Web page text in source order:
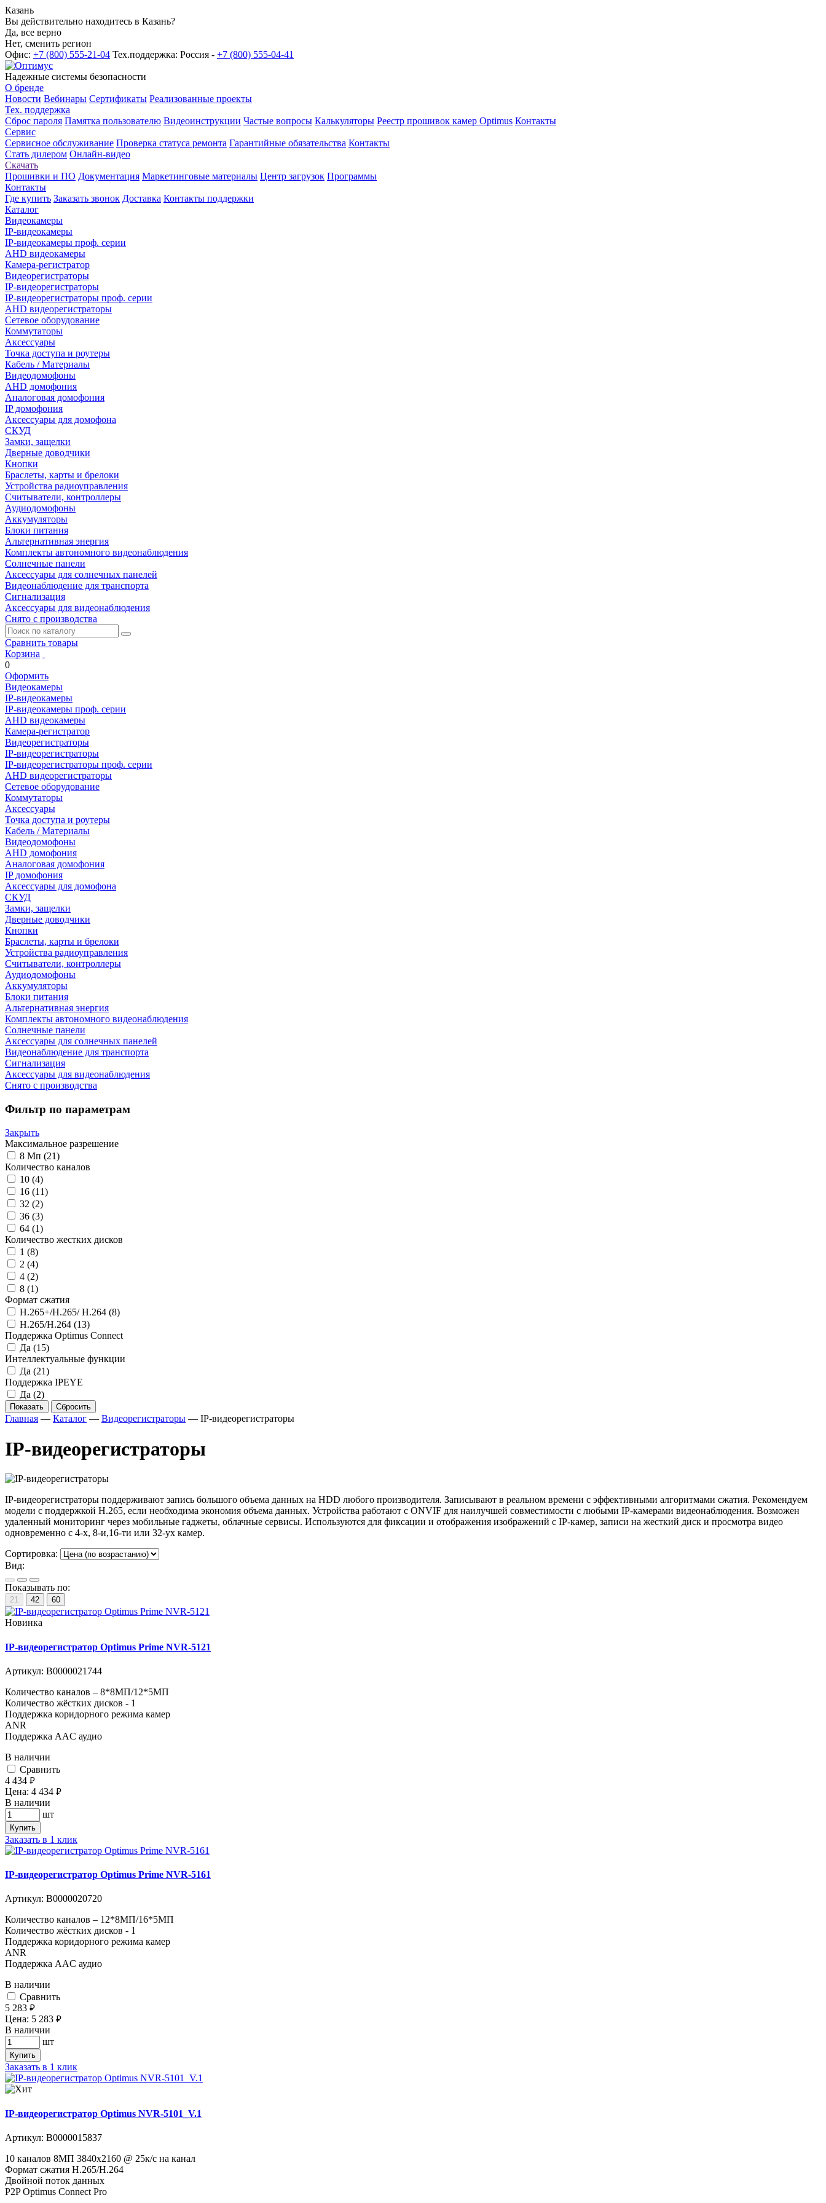
Казань
Вы действительно находитесь в Казань?
Да, все верно
Нет, сменить регион
Офис: +7 (800) 555-21-04 Тех.поддержка: Россия - +7 (800) 555-04-41
Надежные системы безопасности
О бренде
Новости Вебинары Сертификаты Реализованные проекты
Тех. поддержка
Сброс пароля Памятка пользователю Видеоинструкции Частые вопросы Калькуляторы Реестр прошивок камер Optimus Контакты
Сервис
Сервисное обслуживание Проверка статуса ремонта Гарантийные обязательства Контакты
Стать дилером Онлайн-видео
Скачать
Прошивки и ПО Документация Маркетинговые материалы Центр загрузок Программы
Контакты
Где купить Заказать звонок Доставка Контакты поддержки
Каталог
Видеокамеры
IP-видеокамеры
IP-видеокамеры проф. серии
AHD видеокамеры
Камера-регистратор
Видеорегистраторы
IP-видеорегистраторы
IP-видеорегистраторы проф. серии
AHD видеорегистраторы
Сетевое оборудование
Коммутаторы
Аксессуары
Точка доступа и роутеры
Кабель / Материалы
Видеодомофоны
AHD домофония
Аналоговая домофония
IP домофония
Аксессуары для домофона
СКУД
Замки, защелки
Дверные доводчики
Кнопки
Браслеты, карты и брелоки
Устройства радиоуправления
Считыватели, контроллеры
Аудиодомофоны
Аккумуляторы
Блоки питания
Альтернативная энергия
Комплекты автономного видеонаблюдения
Солнечные панели
Аксессуары для солнечных панелей
Видеонаблюдение для транспорта
Сигнализация
Аксессуары для видеонаблюдения
Снято с производства
Сравнить товары
Корзина
0
Оформить
Видеокамеры
IP-видеокамеры
IP-видеокамеры проф. серии
AHD видеокамеры
Камера-регистратор
Видеорегистраторы
IP-видеорегистраторы
IP-видеорегистраторы проф. серии
AHD видеорегистраторы
Сетевое оборудование
Коммутаторы
Аксессуары
Точка доступа и роутеры
Кабель / Материалы
Видеодомофоны
AHD домофония
Аналоговая домофония
IP домофония
Аксессуары для домофона
СКУД
Замки, защелки
Дверные доводчики
Кнопки
Браслеты, карты и брелоки
Устройства радиоуправления
Считыватели, контроллеры
Аудиодомофоны
Аккумуляторы
Блоки питания
Альтернативная энергия
Комплекты автономного видеонаблюдения
Солнечные панели
Аксессуары для солнечных панелей
Видеонаблюдение для транспорта
Сигнализация
Аксессуары для видеонаблюдения
Снято с производства
Фильтр по параметрам
Закрыть
Максимальное разрешение
8 Мп (21)
Количество каналов
10 (4)
16 (11)
32 (2)
36 (3)
64 (1)
Количество жестких дисков
1 (8)
2 (4)
4 (2)
8 (1)
Формат сжатия
H.265+/H.265/ H.264 (8)
H.265/H.264 (13)
Поддержка Optimus Connect
Да (15)
Интеллектуальные функции
Да (21)
Поддержка IPEYE
Да (2)
Показать Сбросить
Главная — Каталог — Видеорегистраторы — IP-видеорегистраторы
IP-видеорегистраторы
IP-видеорегистраторы поддерживают запись большого объема данных на HDD любого производителя. Записывают в реальном времени с эффективными алгоритмами сжатия. Рекомендуем
модели с поддержкой H.265, если необходима экономия объема данных. Устройства работают с ONVIF для наилучшей совместимости с любыми IP-камерами видеонаблюдения. Возможен
удаленный мониторинг через мобильные гаджеты, облачные сервисы. Используются для фиксации и отображения изображений с IP-камер, записи на жесткий диск и просмотра видео
одновременно с 4-х, 8-и,16-ти или 32-ух камер.
Сортировка:
Вид:
Показывать по:
21 42 60
Новинка
IP-видеорегистратор Optimus Prime NVR-5121
Артикул: В0000021744
Количество каналов – 8*8МП/12*5МП
Количество жёстких дисков - 1
Поддержка коридорного режима камер
ANR
Поддержка AAC аудио
В наличии
Cравнить
4 434 руб.
Цена: 4 434 руб.
В наличии
шт
Купить
Заказать в 1 клик
IP-видеорегистратор Optimus Prime NVR-5161
Артикул: В0000020720
Количество каналов – 12*8МП/16*5МП
Количество жёстких дисков - 1
Поддержка коридорного режима камер
ANR
Поддержка AAC аудио
В наличии
Cравнить
5 283 руб.
Цена: 5 283 руб.
В наличии
шт
Купить
Заказать в 1 клик
IP-видеорегистратор Optimus NVR-5101_V.1
Артикул: В0000015837
10 каналов 8МП 3840х2160 @ 25к/с на канал
Формат сжатия H.265/H.264
Двойной поток данных
P2P Optimus Connect Pro